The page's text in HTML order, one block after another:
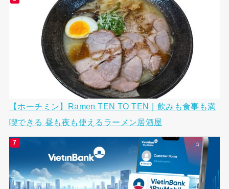
【ホーチミン】Ramen TEN TO TEN｜飲みも食事も満
喫できる 昼も夜も使えるラーメン居酒屋